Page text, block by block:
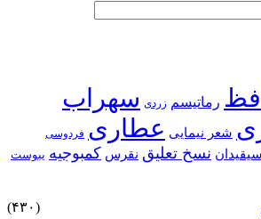
رماتیسم زردی سهراب
شعر نیمایی عطاری فردوسی
نسخ تعلیق نقرس کمبوجیه یبوست
(۴۳۰)